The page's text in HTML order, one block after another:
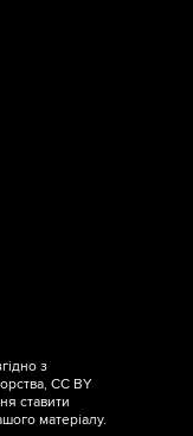
з
CC BY
ставити
матеріалу.